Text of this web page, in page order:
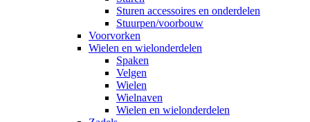
Sturen accessoires en onderdelen
Stuurpen/voorbouw
Voorvorken
Wielen en wielonderdelen
Spaken
Velgen
Wielen
Wielnaven
Wielen en wielonderdelen